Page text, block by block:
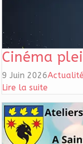
Cinéma
9 Juin 2026
Lire la suite